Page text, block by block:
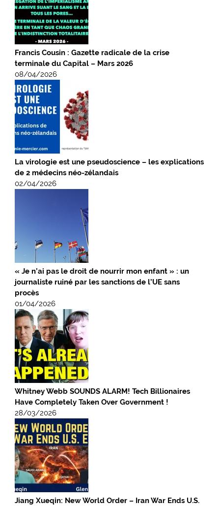
Francis Cousin : Gazette radicale de la crise
terminale du Capital – Mars 2026
08/04/2026
La virologie est une pseudoscience – les explications
de 2 médecins néo-zélandais
02/04/2026
« Je n’ai pas le droit de nourrir mon enfant » : un
journaliste ruiné par les sanctions de l’UE sans
procès
01/04/2026
Whitney Webb SOUNDS ALARM! Tech Billionaires
Have Completely Taken Over Government !
28/03/2026
Jiang Xueqin: New World Order – Iran War Ends U.S.